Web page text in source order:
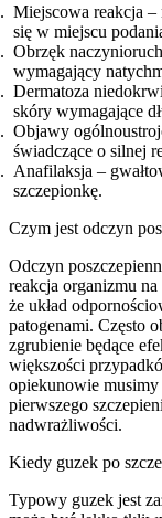
Miejscowa reakcja
się w miejscu
Obrzęk
wymagający
Dermatoza
skóry wymagające
Objawy
świadczące o silnej
Anafilaksja –
szczepionkę.
Czym jest odczyn
Odczyn
reakcja organizmu
że układ
patogenami. Często
zgrubienie będące
większości
opiekunowie musimy
pierwszego
nadwrażliwości.
Kiedy guzek po
Typowy guzek jest